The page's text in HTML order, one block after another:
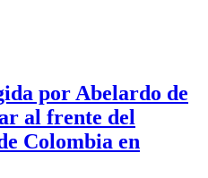
por Abelardo de
al frente del
Colombia en